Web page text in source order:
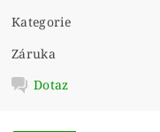
Kategorie
Záruka
Dotaz